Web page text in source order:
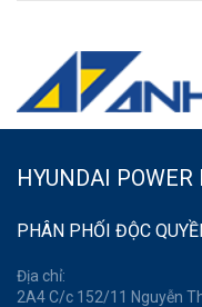
HYUNDAI POWER
PHÂN PHỐI ĐỘC
Địa chỉ:
2A4 C/c 152/11 Nguyễn